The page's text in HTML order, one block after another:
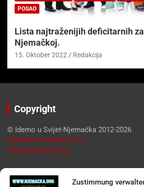
Zustimmung
POSAO
Lista najtraženijih deficitarnih
Njemačkoj.
15. Oktober 2022 Redakcija
Copyright
© Idemo u Svijet-Njemačka 2012-2026
www.idemousvijet.com
www.njemacka.org
Pregled